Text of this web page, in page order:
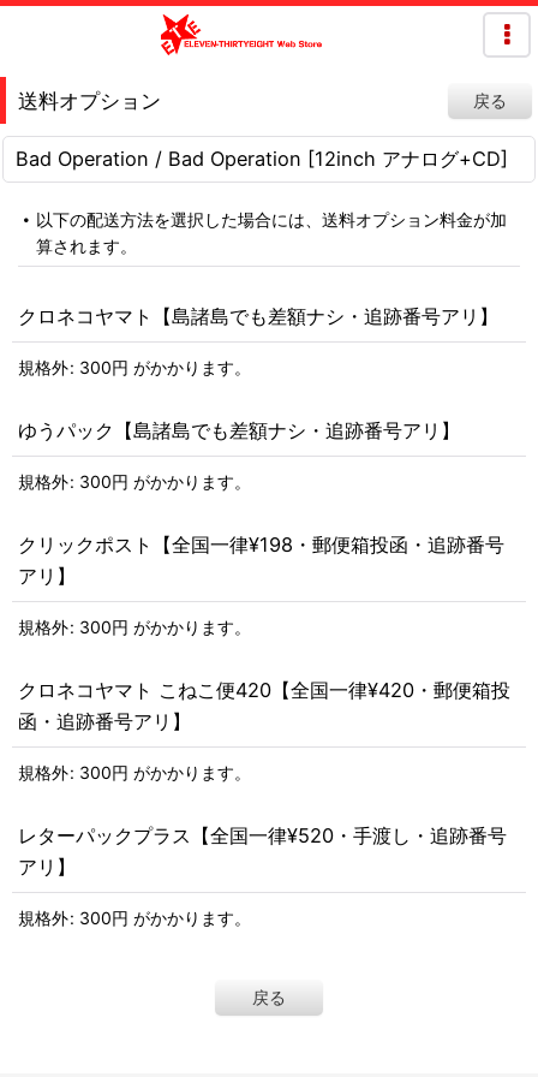
送料オプション 戻る
Bad Operation / Bad Operation [12inch アナログ+CD]
以下の配送方法を選択した場合には、送料オプション料金が加
算されます。
クロネコヤマト【島諸島でも差額ナシ・追跡番号アリ】
規格外: 300円 がかかります。
ゆうパック【島諸島でも差額ナシ・追跡番号アリ】
規格外: 300円 がかかります。
クリックポスト【全国一律¥198・郵便箱投函・追跡番号
アリ】
規格外: 300円 がかかります。
クロネコヤマト こねこ便420【全国一律¥420・郵便箱投
函・追跡番号アリ】
規格外: 300円 がかかります。
レターパックプラス【全国一律¥520・手渡し・追跡番号
アリ】
規格外: 300円 がかかります。
戻る